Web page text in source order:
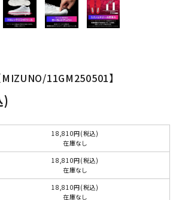
MIZUNO/11GM250501】
)
18,810円(税込)
在庫なし
18,810円(税込)
在庫なし
18,810円(税込)
在庫なし